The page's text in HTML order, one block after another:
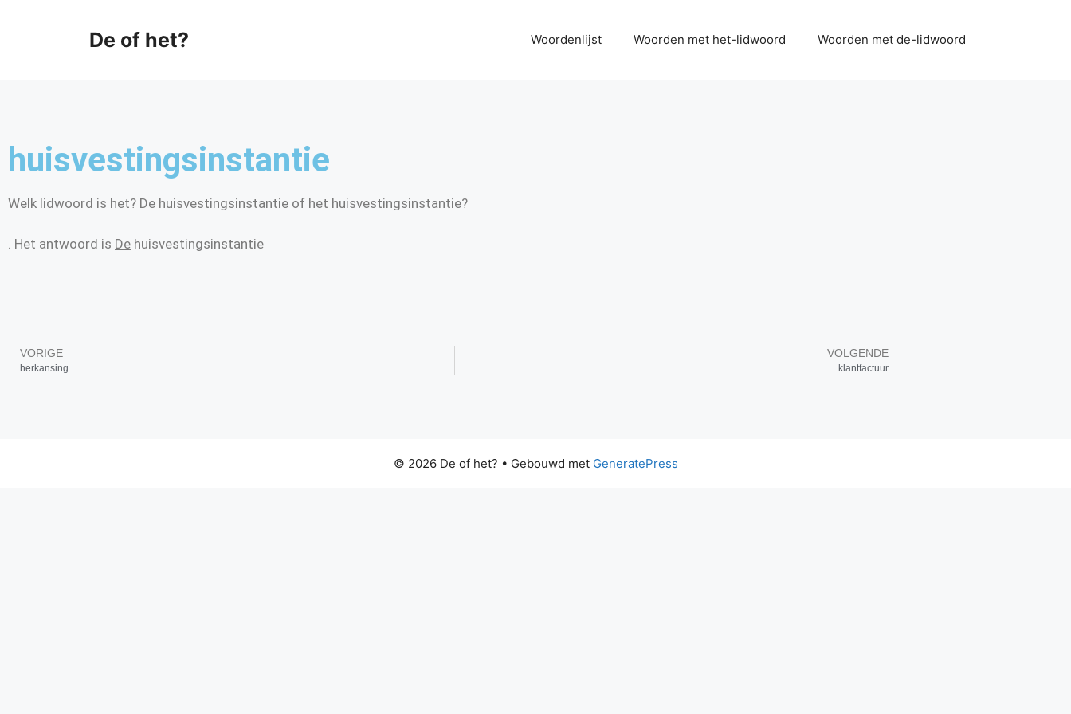
De of het? Woordenlijst Woorden met het-lidwoord Woorden met de-lidwoord
huisvestingsinstantie
Welk lidwoord is het? De huisvestingsinstantie of het huisvestingsinstantie?
. Het antwoord is De huisvestingsinstantie
VORIGE
herkansing
VOLGENDE
klantfactuur
© 2026 De of het? • Gebouwd met GeneratePress